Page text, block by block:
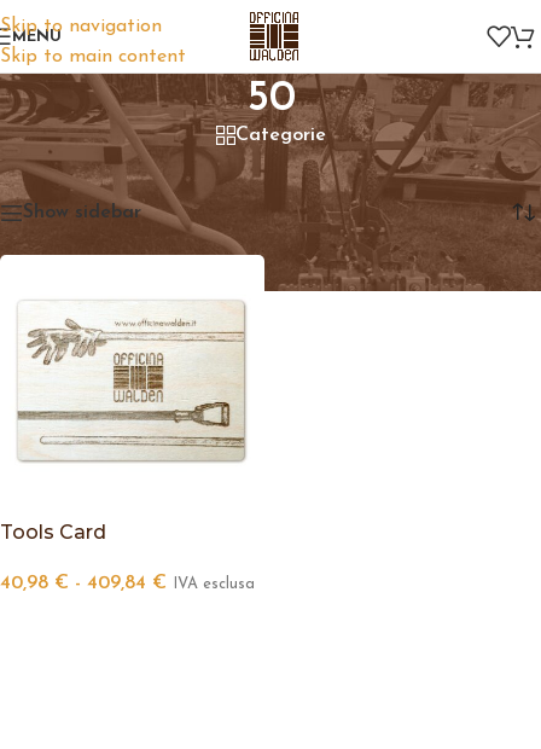
Skip to navigation
Skip to main content
MENU
50
Categorie
Home/Prodotto CARD Visualizzazione del risultato
Show sidebar
Tools Card
40,98 € - 409,84 € IVA esclusa